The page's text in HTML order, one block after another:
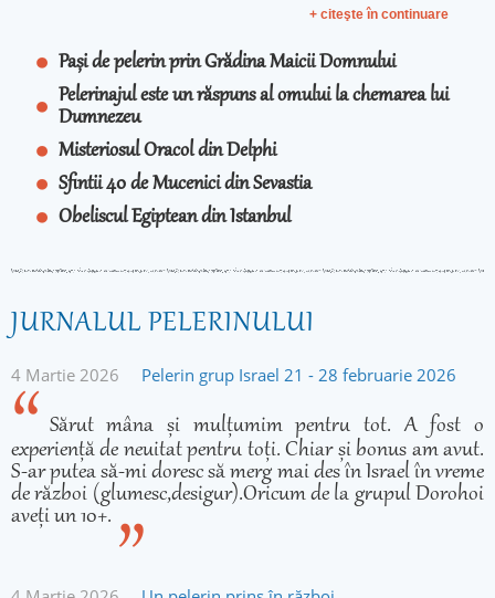
+ citeşte în continuare
Pași de pelerin prin Grădina Maicii Domnului
Pelerinajul este un răspuns al omului la chemarea lui
Dumnezeu
Misteriosul Oracol din Delphi
Sfintii 40 de Mucenici din Sevastia
Obeliscul Egiptean din Istanbul
JURNALUL PELERINULUI
4 Martie 2026 Pelerin grup Israel 21 - 28 februarie 2026
Sărut mâna și mulțumim pentru tot. A fost o
experiență de neuitat pentru toți. Chiar și bonus am avut.
S-ar putea să-mi doresc să merg mai des în Israel în vreme
de război (glumesc,desigur).Oricum de la grupul Dorohoi
aveți un 10+.